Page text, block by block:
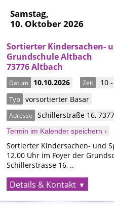
Samstag,
10. Oktober 2026
Sortierter Kindersachen-
Grundschule Altbach
73776 Altbach
Datum 10.10.2026 Zeit 10
Typ vorsortierter Basar
Adresse Schillerstraße 16,
Termin im Kalender speichern ›
Sortierter Kindersachen- und
12.00 Uhr im Foyer der
Schillerstrasse 16, ..
Details & Kontakt